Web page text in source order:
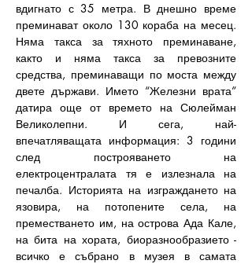
вдигнато с 35 метра. В днешно време
преминават около 130 кораба на месец.
Няма такса за тяхното преминаване,
както и няма такса за превозните
средства, преминаващи по моста между
двете държави. Името “Железни врата”
датира още от времето на Сюлейман
Великолепни. И сега, най-
впечатляващата информация: 3 години
след построяването на
електроцентралата тя е излезнала на
печалба. Историята на изграждането на
язовира, на потопените села, на
преместването им, на острова Ада Кале,
на бита на хората, биоразнообразието -
всичко е събрано в музея в самата